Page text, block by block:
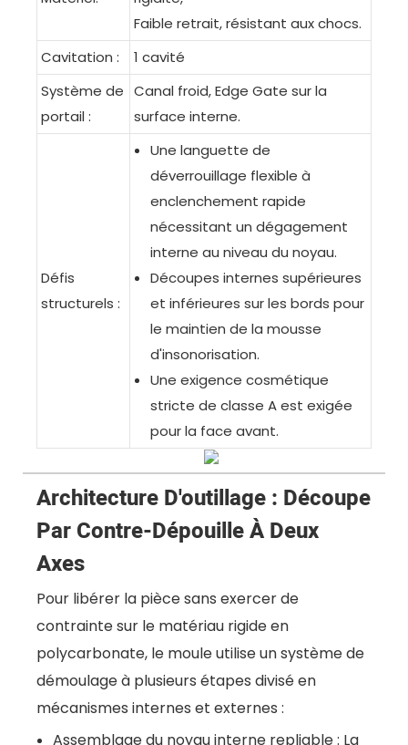
Faible retrait, résistant aux chocs.
Cavitation :
1 cavité
Système de
portail :
Canal froid, Edge Gate sur la
surface interne.
Défis
structurels :
Une languette de
déverrouillage flexible à
enclenchement rapide
nécessitant un dégagement
interne au niveau du noyau.
Découpes internes supérieures
et inférieures sur les bords pour
le maintien de la mousse
d'insonorisation.
Une exigence cosmétique
stricte de classe A est exigée
pour la face avant.
Architecture D'outillage : Découpe
Par Contre-Dépouille À Deux
Axes
Pour libérer la pièce sans exercer de
contrainte sur le matériau rigide en
polycarbonate, le moule utilise un système de
démoulage à plusieurs étapes divisé en
mécanismes internes et externes :
Assemblage du noyau interne repliable : La